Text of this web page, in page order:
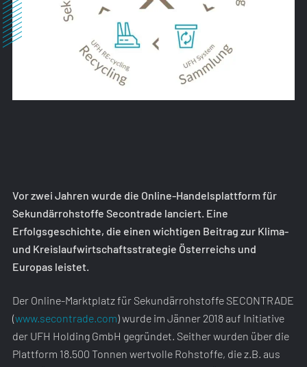
Vor zwei Jahren wurde die Online-Handelsplattform für
Sekundärrohstoffe Secontrade lanciert. Eine
Erfolgsgeschichte, die einen wichtigen Beitrag zur Klima-
und Kreislaufwirtschaftsstrategie Österreichs und
Europas leistet.
Der Online-Marktplatz für Sekundärrohstoffe SECONTRADE
(www.secontrade.com) wurde im Jänner 2018 auf Initiative
der UFH Holding GmbH gegründet. Seither wurden über die
Plattform 18.500 Tonnen wertvolle Rohstoffe, die z.B. aus